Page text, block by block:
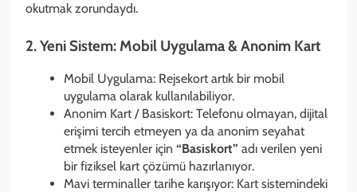
okutmak zorundaydı.
2. Yeni Sistem: Mobil Uygulama & Anonim Kart
Mobil Uygulama: Rejsekort artık bir mobil
uygulama olarak kullanılabiliyor.
Anonim Kart / Basiskort: Telefonu olmayan, dijital
erişimi tercih etmeyen ya da anonim seyahat
etmek isteyenler için “Basiskort” adı verilen yeni
bir fiziksel kart çözümü hazırlanıyor.
Mavi terminaller tarihe karışıyor: Kart sistemindeki